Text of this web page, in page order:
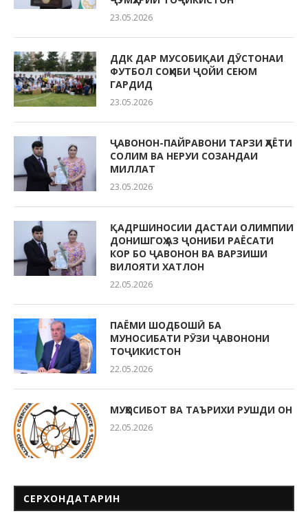
23.05.2026
ДДК ДАР МУСОБИҚАИ ДӮСТОНАИ
ФУТБОЛ СОҲИБИ ҶОЙИ СЕЮМ
ГАРДИД
23.05.2026
ҶАВОНОН-ПАЙРАВОНИ ТАРЗИ ҲАЁТИ
СОЛИМ ВА НЕРУИ СОЗАНДАИ
МИЛЛАТ
23.05.2026
ҚАДРШИНОСИИ ДАСТАИ ОЛИМПИИ
ДОНИШГОҲ АЗ ҶОНИБИ РАЁСАТИ
КОР БО ҶАВОНОН ВА ВАРЗИШИ
ВИЛОЯТИ ХАТЛОН
22.05.2026
ПАЁМИ ШОДБОШӢ БА
МУНОСИБАТИ РӮЗИ ҶАВОНОНИ
ТОҶИКИСТОН
22.05.2026
МУҲОСИБОТ ВА ТАЪРИХИ РУШДИ ОН
22.05.2026
СЕРХОНДАТАРИН